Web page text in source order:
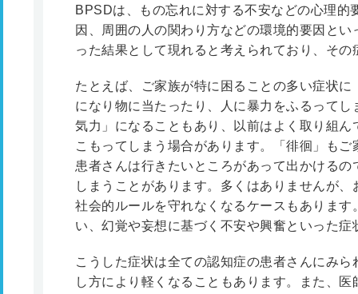
BPSDは、もの忘れに対する不安などの心理的
因、周囲の人の関わり方などの環境的要因と
った結果として現れると考えられており、そ
たとえば、ご家族が特に困ることの多い症状
になり物に当たったり、人に暴力をふるって
気力」になることもあり、以前はよく取り組
こもってしまう場合があります。「徘徊」も
患者さんは行きたいところがあって出かける
しまうことがあります。多くはありませんが
社会的ルールを守れなくなるケースもありま
い、幻覚や妄想に基づく不安や興奮といった
こうした症状は全ての認知症の患者さんにみ
し方により軽くなることもあります。また、